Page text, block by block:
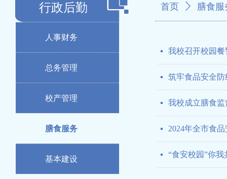
行政后勤
人事财务
总务管理
校产管理
膳食服务
基本建设
首页 ꄲ 膳食服
넷 我校召开校园
넷 筑牢食品安全
넷 我校成立膳食
넷 2024年全市食
넷 “食安校园”你